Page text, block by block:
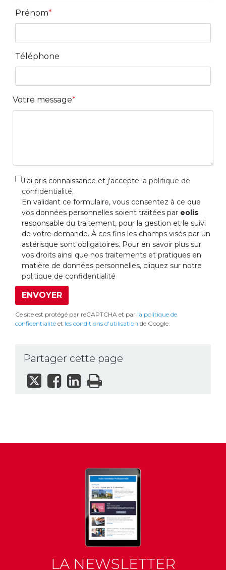
Prénom
Téléphone
Votre message
J'ai pris connaissance et j'accepte la politique de
confidentialité.
En validant ce formulaire, vous consentez à ce que
vos données personnelles soient traitées par eolis
responsable du traitement, pour la gestion et le suivi
de votre demande. À ces fins les champs visés par un
astérisque sont obligatoires. Pour en savoir plus sur
vos droits ainsi que nos traitements et pratiques en
matière de données personnelles, cliquez sur notre
politique de confidentialité
ENVOYER
Ce site est protégé par reCAPTCHA et par la politique de
confidentialité et les conditions d'utilisation de Google.
Partager cette page
LA NEWSLETTER